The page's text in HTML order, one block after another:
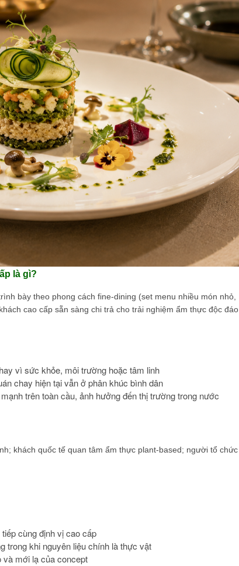
là gì?
bày theo phong cách fine-dining (set menu nhiều món nhỏ,
cao cấp sẵn sàng chi trả cho trải nghiệm ẩm thực độc đáo
vì sức khỏe, môi trường hoặc tâm linh
chay hiện tại vẫn ở phân khúc bình dân
trên toàn cầu, ảnh hưởng đến thị trường trong nước
khách quốc tế quan tâm ẩm thực plant-based; người tổ chức
cùng định vị cao cấp
trong khi nguyên liệu chính là thực vật
và mới lạ của concept